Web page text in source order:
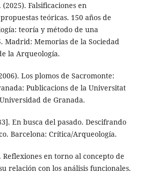
Falsificaciones en
teóricas. 150 años de
teoría y método de una
Madrid: Memorias de la Sociedad
la Arqueología.
Los plomos de Sacromonte:
Publicacions de la Universitat
de Granada.
En busca del pasado. Descifrando
Barcelona: Crítica/Arqueología.
Reflexiones en torno al concepto de
relación con los análisis funcionales.